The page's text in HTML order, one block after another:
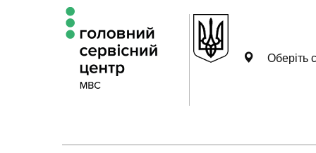
Оберіть